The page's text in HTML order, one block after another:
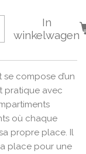
In
winkelwagen
se compose d’un
pratique avec
où chaque
propre place. Il
place pour une